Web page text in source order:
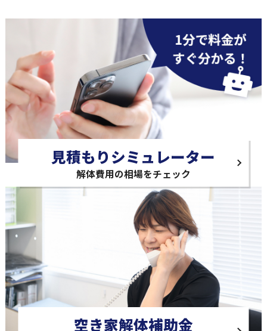
見積もりシミュレーター
解体費用の相場をチェック
空き家解体補助金